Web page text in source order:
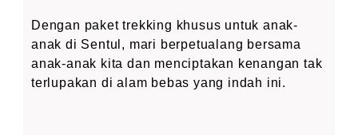
Dengan paket trekking khusus untuk anak-
anak di Sentul, mari berpetualang bersama
anak-anak kita dan menciptakan kenangan tak
terlupakan di alam bebas yang indah ini.